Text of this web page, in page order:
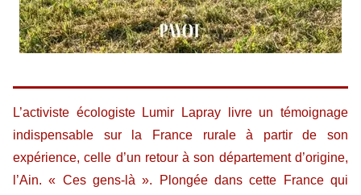
L’activiste écologiste Lumir Lapray livre un témoignage
indispensable sur la France rurale à partir de son
expérience, celle d’un retour à son département d’origine,
l’Ain. « Ces gens-là ». Plongée dans cette France qui